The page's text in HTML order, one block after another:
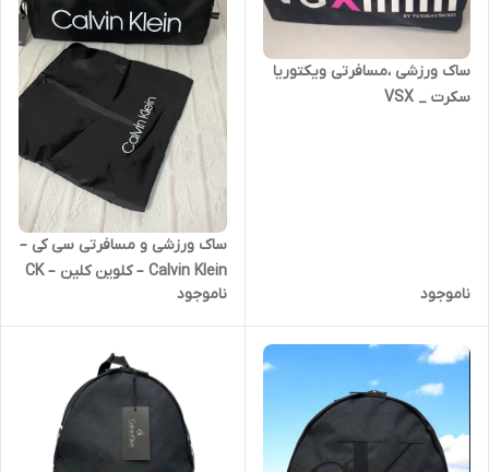
ساک ورزشی ،مسافرتی ویکتوریا
سکرت _ VSX
ناموجود
ساک ورزشی و مسافرتی سی کی –
Calvin Klein – کلوین کلین – CK
ناموجود